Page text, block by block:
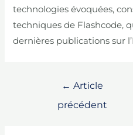
technologies évoquées,
techniques de Flashcode,
dernières publications sur
Navigation
l’article
← Article
précédent